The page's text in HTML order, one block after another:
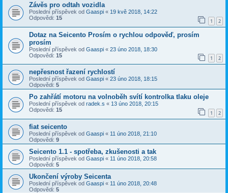
Závěs pro odtah vozidla
Poslední příspěvek od Gaaspi « 19 kvě 2018, 14:22
Odpovědi: 15 1 2
Dotaz na Seicento Prosím o rychlou odpověď, prosím
prosím
Poslední příspěvek od Gaaspi « 23 úno 2018, 18:30
Odpovědi: 15 1 2
nepřesnost řazení rychlostí
Poslední příspěvek od Gaaspi « 23 úno 2018, 18:15
Odpovědi: 5
Po zahřátí motoru na volnoběh svítí kontrolka tlaku oleje
Poslední příspěvek od radek.s « 13 úno 2018, 20:15
Odpovědi: 15 1 2
fiat seicento
Poslední příspěvek od Gaaspi « 11 úno 2018, 21:10
Odpovědi: 9
Seicento 1.1 - spotřeba, zkušenosti a tak
Poslední příspěvek od Gaaspi « 11 úno 2018, 20:58
Odpovědi: 5
Ukončení výroby Seicenta
Poslední příspěvek od Gaaspi « 11 úno 2018, 20:48
Odpovědi: 5